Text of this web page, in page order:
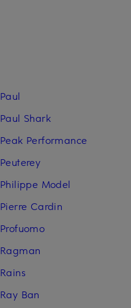
Paul
Paul Shark
Peak Performance
Peuterey
Philippe Model
Pierre Cardin
Profuomo
Ragman
Rains
Ray Ban